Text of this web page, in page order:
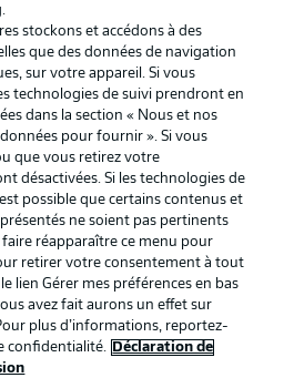
Conditions d’utilisation des
Gérer mes préférences
Diffuseurs
Contact
Joueurs
stockons et accédons à des
que des données de navigation
sur votre appareil. Si vous
technologies de suivi prendront en
dans la section « Nous et nos
pour fournir ». Si vous
que vous retirez votre
désactivées. Si les technologies de
possible que certains contenus et
ne soient pas pertinents
réapparaître ce menu pour
retirer votre consentement à tout
lien Gérer mes préférences en bas
avez fait aurons un effet sur
plus d’informations, reportez-
confidentialité.
Déclaration de